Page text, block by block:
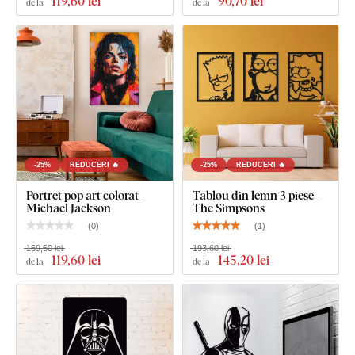
-25% REDUCERI 🔥
Portret pop art colorat -
Michael Jackson
(0)
de la 119,60 lei
159,50 lei
-25% REDUCERI 🔥
Tablou din lemn 3 piese -
The Simpsons
(1 )
de la 145,20 lei
193,60 lei